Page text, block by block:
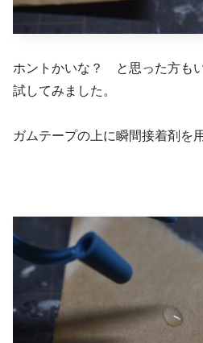
ホントかいな？ と思った方も
試してみました。
ガムテープの上に瞬間接着剤を